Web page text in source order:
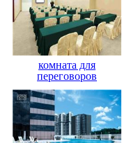
комната для
переговоров